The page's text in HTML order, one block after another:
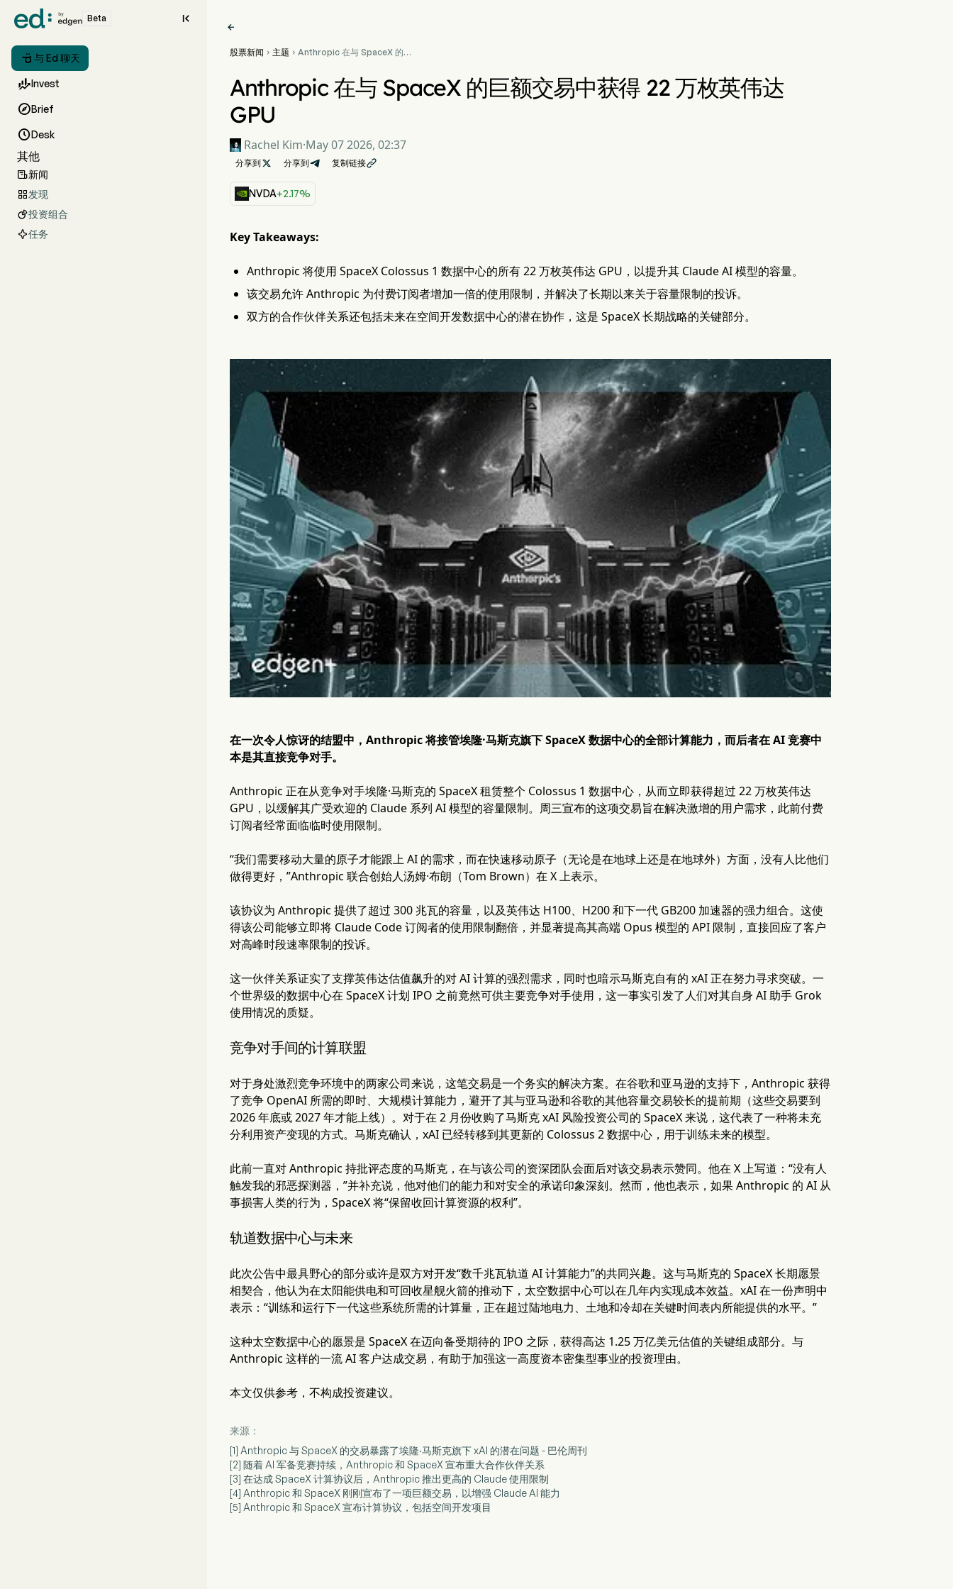
Beta 
 与 Ed 聊天
Invest
Brief
Desk
其他
新闻
发现
投资组合
任务

股票新闻  主题  Anthropic 在与 SpaceX 的
Anthropic 在与 SpaceX 的巨额交易中获得 22 万枚英伟达
GPU
Rachel Kim·May 07 2026, 02:37
分享到  分享到 复制链接
NVDA+2.17%
Key Takeaways:
Anthropic 将使用 SpaceX Colossus 1 数据中心的所有 22 万枚英伟达 GPU，以提升其 Claude AI 模型的容量。
该交易允许 Anthropic 为付费订阅者增加一倍的使用限制，并解决了长期以来关于容量限制的投诉。
双方的合作伙伴关系还包括未来在空间开发数据中心的潜在协作，这是 SpaceX 长期战略的关键部分。
在一次令人惊讶的结盟中，Anthropic 将接管埃隆·马斯克旗下 SpaceX 数据中心的全部计算能力，而后者在 AI 竞赛中
本是其直接竞争对手。
Anthropic 正在从竞争对手埃隆·马斯克的 SpaceX 租赁整个 Colossus 1 数据中心，从而立即获得超过 22 万枚英伟达
GPU，以缓解其广受欢迎的 Claude 系列 AI 模型的容量限制。周三宣布的这项交易旨在解决激增的用户需求，此前付费
订阅者经常面临临时使用限制。
“我们需要移动大量的原子才能跟上 AI 的需求，而在快速移动原子（无论是在地球上还是在地球外）方面，没有人比他们
做得更好，”Anthropic 联合创始人汤姆·布朗（Tom Brown）在 X 上表示。
该协议为 Anthropic 提供了超过 300 兆瓦的容量，以及英伟达 H100、H200 和下一代 GB200 加速器的强力组合。这使
得该公司能够立即将 Claude Code 订阅者的使用限制翻倍，并显著提高其高端 Opus 模型的 API 限制，直接回应了客户
对高峰时段速率限制的投诉。
这一伙伴关系证实了支撑英伟达估值飙升的对 AI 计算的强烈需求，同时也暗示马斯克自有的 xAI 正在努力寻求突破。一
个世界级的数据中心在 SpaceX 计划 IPO 之前竟然可供主要竞争对手使用，这一事实引发了人们对其自身 AI 助手 Grok
使用情况的质疑。
竞争对手间的计算联盟
对于身处激烈竞争环境中的两家公司来说，这笔交易是一个务实的解决方案。在谷歌和亚马逊的支持下，Anthropic 获得
了竞争 OpenAI 所需的即时、大规模计算能力，避开了其与亚马逊和谷歌的其他容量交易较长的提前期（这些交易要到
2026 年底或 2027 年才能上线）。对于在 2 月份收购了马斯克 xAI 风险投资公司的 SpaceX 来说，这代表了一种将未充
分利用资产变现的方式。马斯克确认，xAI 已经转移到其更新的 Colossus 2 数据中心，用于训练未来的模型。
此前一直对 Anthropic 持批评态度的马斯克，在与该公司的资深团队会面后对该交易表示赞同。他在 X 上写道：“没有人
触发我的邪恶探测器，”并补充说，他对他们的能力和对安全的承诺印象深刻。然而，他也表示，如果 Anthropic 的 AI 从
事损害人类的行为，SpaceX 将“保留收回计算资源的权利”。
轨道数据中心与未来
此次公告中最具野心的部分或许是双方对开发“数千兆瓦轨道 AI 计算能力”的共同兴趣。这与马斯克的 SpaceX 长期愿景
相契合，他认为在太阳能供电和可回收星舰火箭的推动下，太空数据中心可以在几年内实现成本效益。xAI 在一份声明中
表示：“训练和运行下一代这些系统所需的计算量，正在超过陆地电力、土地和冷却在关键时间表内所能提供的水平。”
这种太空数据中心的愿景是 SpaceX 在迈向备受期待的 IPO 之际，获得高达 1.25 万亿美元估值的关键组成部分。与
Anthropic 这样的一流 AI 客户达成交易，有助于加强这一高度资本密集型事业的投资理由。
本文仅供参考，不构成投资建议。
来源：
[1] Anthropic 与 SpaceX 的交易暴露了埃隆·马斯克旗下 xAI 的潜在问题 - 巴伦周刊
[2] 随着 AI 军备竞赛持续，Anthropic 和 SpaceX 宣布重大合作伙伴关系
[3] 在达成 SpaceX 计算协议后，Anthropic 推出更高的 Claude 使用限制
[4] Anthropic 和 SpaceX 刚刚宣布了一项巨额交易，以增强 Claude AI 能力
[5] Anthropic 和 SpaceX 宣布计算协议，包括空间开发项目